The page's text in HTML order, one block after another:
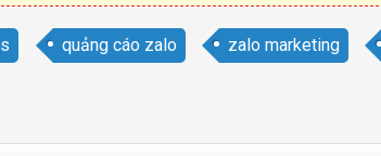
quảng cáo zalo zalo marketing